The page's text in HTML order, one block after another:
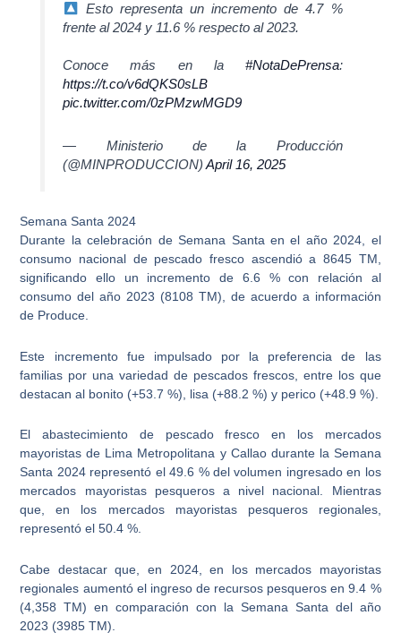
Esto representa un incremento de 4.7 %
frente al 2024 y 11.6 % respecto al 2023.
Conoce más en la #NotaDePrensa:
https://t.co/v6dQKS0sLB
pic.twitter.com/0zPMzwMGD9
— Ministerio de la Producción
(@MINPRODUCCION)April 16, 2025
Semana Santa 2024
Durante la celebración de Semana Santa en el año 2024, el
consumo nacional de pescado fresco ascendió a 8645 TM,
significando ello un incremento de 6.6 % con relación al
consumo del año 2023 (8108 TM), de acuerdo a información
de Produce.
Este incremento fue impulsado por la preferencia de las
familias por una variedad de pescados frescos, entre los que
destacan al bonito (+53.7 %), lisa (+88.2 %) y perico (+48.9 %)
El abastecimiento de pescado fresco en los mercados
mayoristas de Lima Metropolitana y Callao durante la Semana
Santa 2024representó el 49.6 % del volumen ingresado en los
mercados mayoristas pesqueros a nivel nacional. Mientras
que, en los mercados mayoristas pesqueros regionales,
representó el 50.4 %.
Cabe destacar que, en 2024, en los mercados mayoristas
regionales aumentó el ingreso de recursos pesqueros en 9.4 %
(4,358 TM) en comparación con la Semana Santa del año
2023 (3985 TM).